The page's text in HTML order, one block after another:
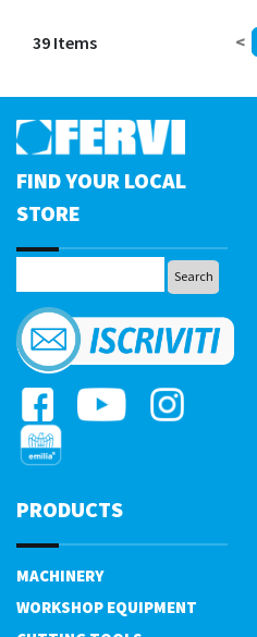
39 Items <
FIND YOUR LOCAL
STORE
PRODUCTS
MACHINERY
WORKSHOP EQUIPMENT